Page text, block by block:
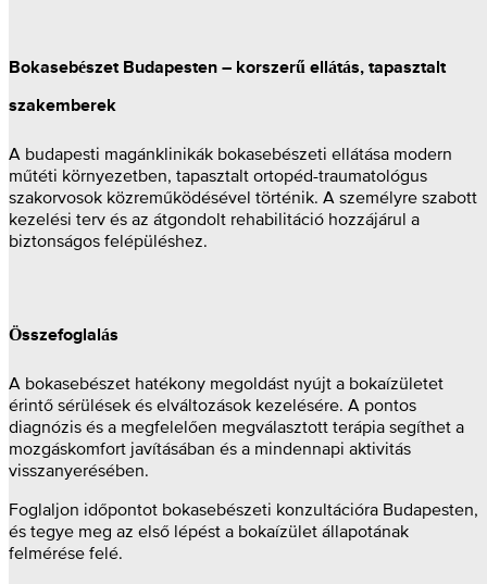
Bokasebészet Budapesten – korszerű ellátás, tapasztalt
szakemberek
A budapesti magánklinikák bokasebészeti ellátása modern
műtéti környezetben, tapasztalt ortopéd-traumatológus
szakorvosok közreműködésével történik. A személyre szabott
kezelési terv és az átgondolt rehabilitáció hozzájárul a
biztonságos felépüléshez.
Összefoglalás
A bokasebészet hatékony megoldást nyújt a bokaízületet
érintő sérülések és elváltozások kezelésére. A pontos
diagnózis és a megfelelően megválasztott terápia segíthet a
mozgáskomfort javításában és a mindennapi aktivitás
visszanyerésében.
Foglaljon időpontot bokasebészeti konzultációra Budapesten,
és tegye meg az első lépést a bokaízület állapotának
felmérése felé.